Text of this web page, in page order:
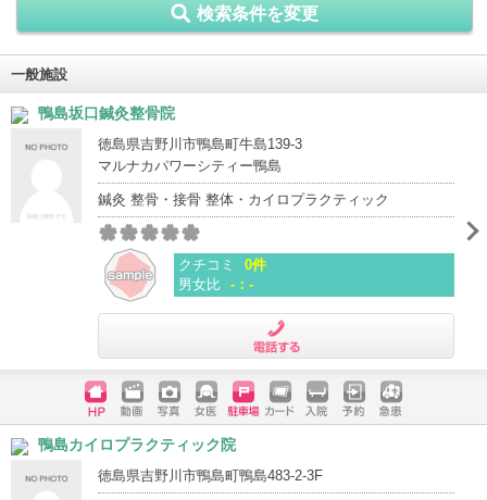
検索条件を変更
一般施設
鴨島坂口鍼灸整骨院
徳島県吉野川市鴨島町牛島139-3
マルナカパワーシティー鴨島
鍼灸 整骨・接骨 整体・カイロプラクティック
クチコミ
0件
男女比 -：-
ホームペ
ージ
動画 写真 女医 駐車場
クレジッ
入院 予約 急患
鴨島カイロプラクティック院
徳島県吉野川市鴨島町鴨島483-2-3F